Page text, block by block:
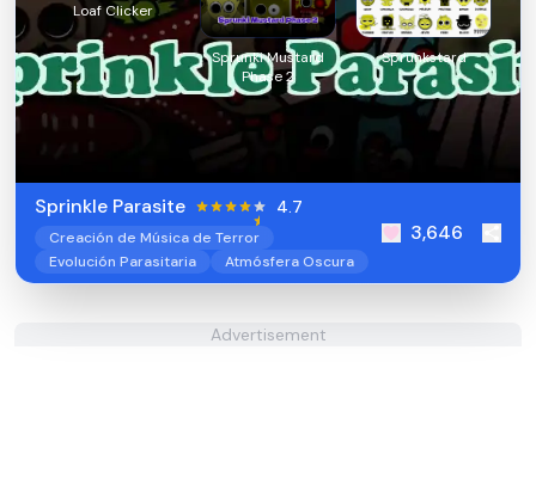
Loaf Clicker
Sprunki Mustard
Phase 2
Sprunkstard
Sprinkle Parasite 4.7
Creación de Música de Terror
Evolución Parasitaria
Atmósfera Oscura
3,646
Advertisement